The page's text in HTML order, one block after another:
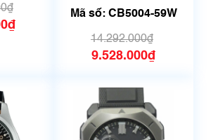
Mã số: CB5004-59W
14.292.000₫
9.528.000₫